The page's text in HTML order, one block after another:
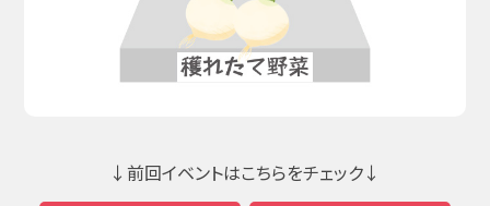
↓前回イベントはこちらをチェック↓